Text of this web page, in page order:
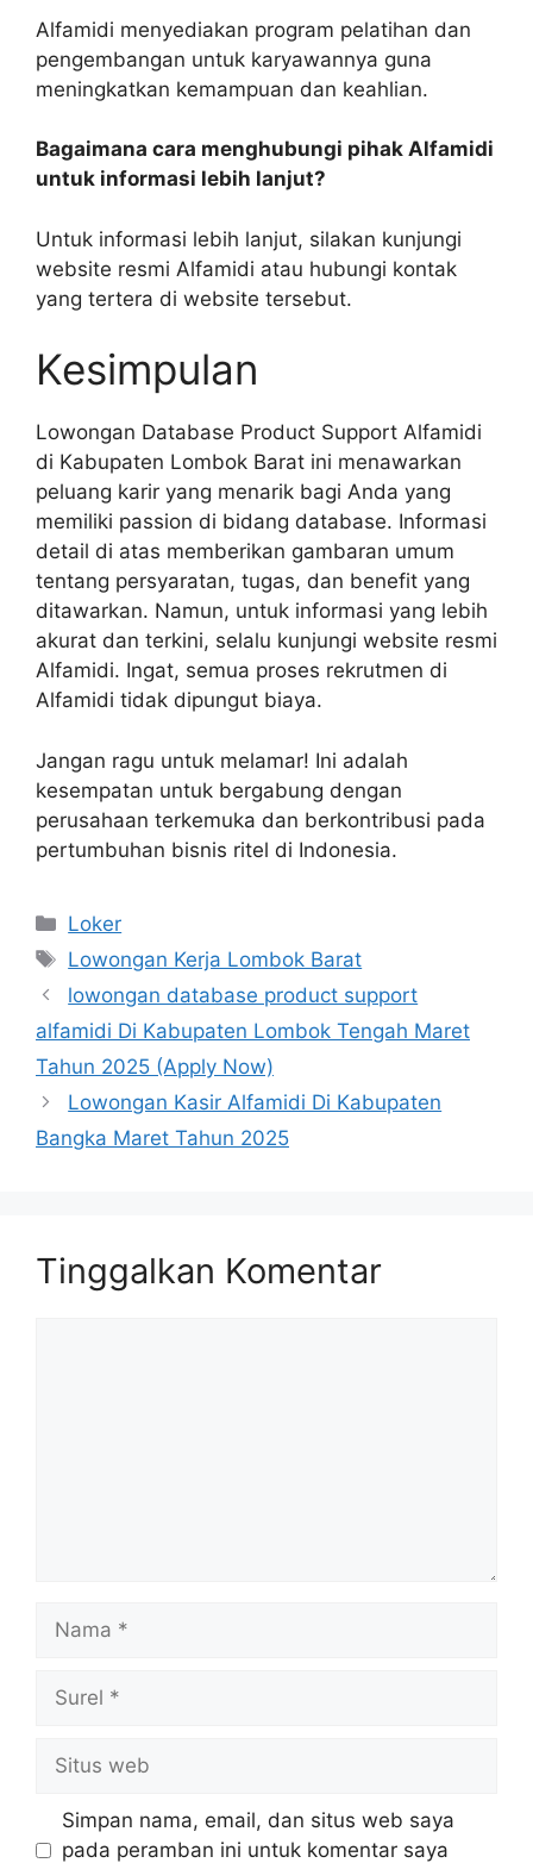
Alfamidi menyediakan program pelatihan dan
pengembangan untuk karyawannya guna
meningkatkan kemampuan dan keahlian.
Bagaimana cara menghubungi pihak Alfamidi
untuk informasi lebih lanjut?
Untuk informasi lebih lanjut, silakan kunjungi
website resmi Alfamidi atau hubungi kontak
yang tertera di website tersebut.
Kesimpulan
Lowongan Database Product Support Alfamidi
di Kabupaten Lombok Barat ini menawarkan
peluang karir yang menarik bagi Anda yang
memiliki passion di bidang database. Informasi
detail di atas memberikan gambaran umum
tentang persyaratan, tugas, dan benefit yang
ditawarkan. Namun, untuk informasi yang lebih
akurat dan terkini, selalu kunjungi website resmi
Alfamidi. Ingat, semua proses rekrutmen di
Alfamidi tidak dipungut biaya.
Jangan ragu untuk melamar! Ini adalah
kesempatan untuk bergabung dengan
perusahaan terkemuka dan berkontribusi pada
pertumbuhan bisnis ritel di Indonesia.
Kategori
Loker
Tag
Lowongan Kerja Lombok Barat
lowongan database product support
alfamidi Di Kabupaten Lombok Tengah Maret
Tahun 2025 (Apply Now)
Lowongan Kasir Alfamidi Di Kabupaten
Bangka Maret Tahun 2025
Tinggalkan Komentar
web
Simpan nama, email, dan situs web saya
pada peramban ini untuk komentar saya